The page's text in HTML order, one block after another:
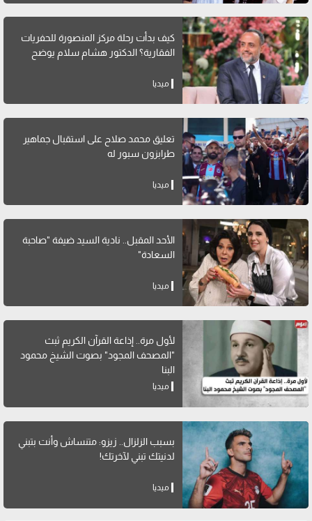
كيف بدأت رحلة مركز المنصورة للحفريات
الفقارية؟ الدكتور هشام سلام يوضح
ميديا
تعليق محمد صلاح على استقبال جماهير
طرابزون سبور له
ميديا
الأحد المقبل.. نادية السيد ضيفة "صاحبة
السعادة"
ميديا
لأول مرة.. إذاعة القرآن الكريم ثبث
"المصحف المجود" بصوت الشيخ محمود
البنا
ميديا
بسبب الزلزال.. زيزو: متنساش وأنت بتبني
لدنيتك تبني لآخرتك!
ميديا